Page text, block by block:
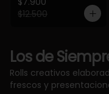
$12.500
Los de
Rolls creativos
frescos y